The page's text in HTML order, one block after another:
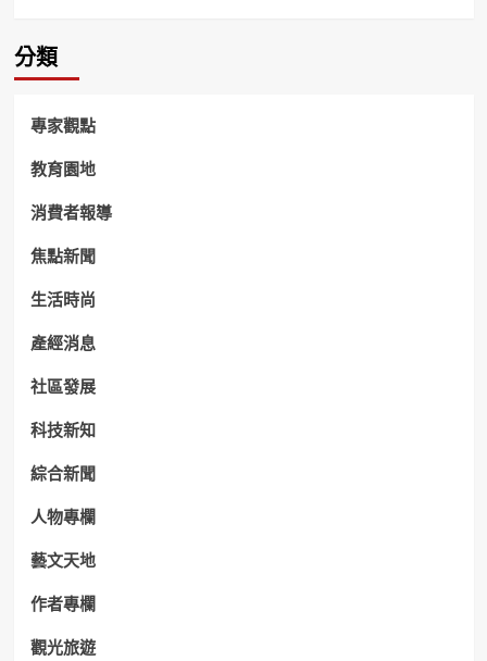
分類
專家觀點
教育園地
消費者報導
焦點新聞
生活時尚
產經消息
社區發展
科技新知
綜合新聞
人物專欄
藝文天地
作者專欄
觀光旅遊